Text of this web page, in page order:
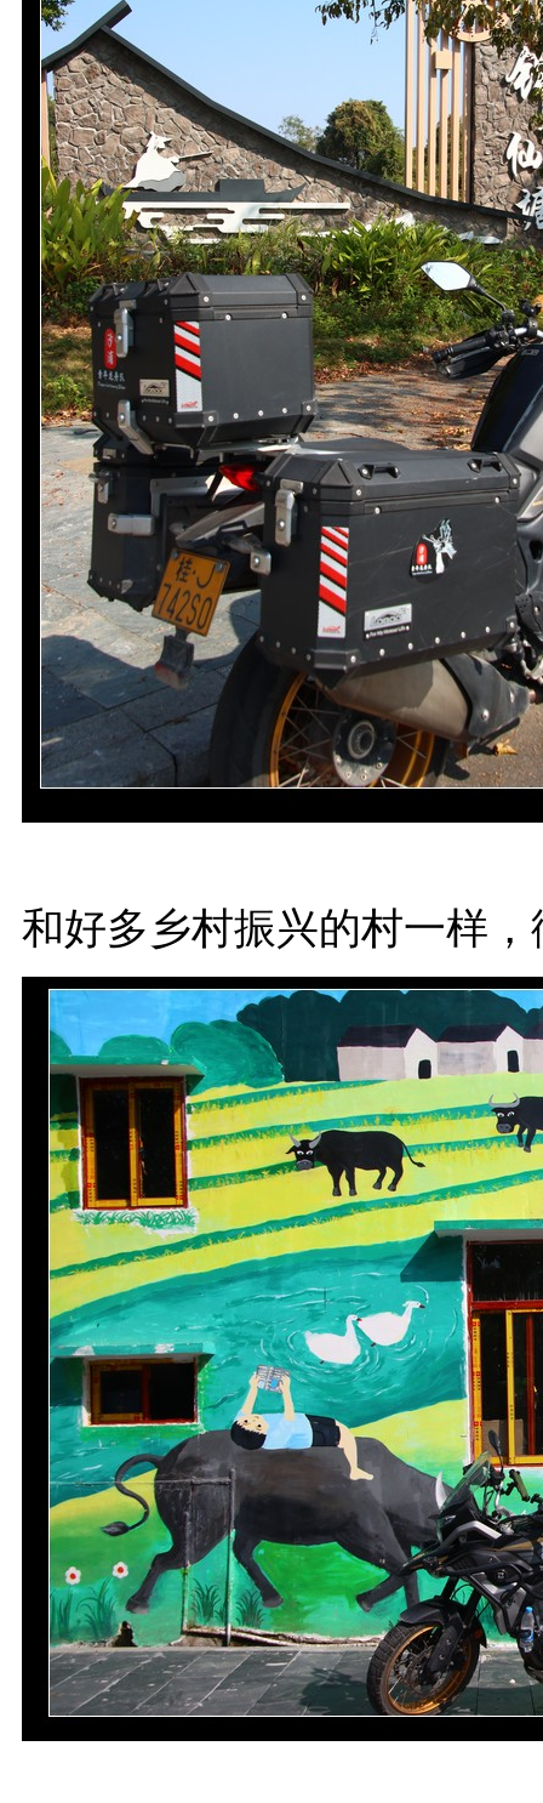
和好多乡村振兴的村一样